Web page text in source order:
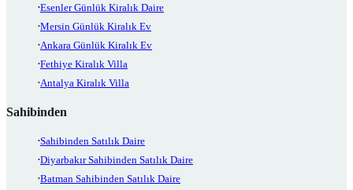
Esenler Günlük Kiralık Daire
Mersin Günlük Kiralık Ev
Ankara Günlük Kiralık Ev
Fethiye Kiralık Villa
Antalya Kiralık Villa
Sahibinden
Sahibinden Satılık Daire
Diyarbakır Sahibinden Satılık Daire
Batman Sahibinden Satılık Daire